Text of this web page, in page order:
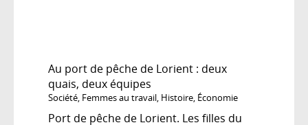
Au port de pêche de Lorient : deux
quais, deux équipes
Société, Femmes au travail, Histoire, Économie
Port de pêche de Lorient. Les filles du